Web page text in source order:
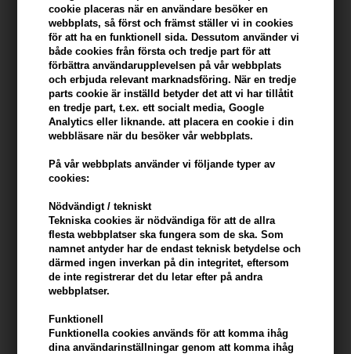
cookie placeras när en användare besöker en
webbplats, så först och främst ställer vi in ​​cookies
för att ha en funktionell sida. Dessutom använder vi
både cookies från första och tredje part för att
förbättra användarupplevelsen på vår webbplats
och erbjuda relevant marknadsföring. När en tredje
parts cookie är inställd betyder det att vi har tillåtit
en tredje part, t.ex. ett socialt media, Google
Analytics eller liknande. att placera en cookie i din
webbläsare när du besöker vår webbplats.
På vår webbplats använder vi följande typer av
cookies:
Nödvändigt / tekniskt
Tekniska cookies är nödvändiga för att de allra
flesta webbplatser ska fungera som de ska. Som
namnet antyder har de endast teknisk betydelse och
därmed ingen inverkan på din integritet, eftersom
de inte registrerar det du letar efter på andra
webbplatser.
Funktionell
Funktionella cookies används för att komma ihåg
dina användarinställningar genom att komma ihåg
I lager- Leveranstid: 2-3 arbetsdagar
Du tjänar 4 Bonuskronor på köp av denna artikel -
konto
KÖP FÖR YTTERLIGARE 499,00 SEK OCH FÅ FRI FRAKT
Beskrivning Recensioner Tillverkare
Fudge Sculpt Shaper - i ny förpackning - är ett stylingfibervax som
ger medium grepp. Vaxet ger en halvmatt finish och är lätt att
distribuera i håret.
Fudge Shaper egenskaper
Hårvaxet har en lagfaktor på Fudge skalan 4/10 och ger därför ett
har en mjuk struktur och är lätt att fördela i håret och lätt att tvätta
ut igen. Fri från parabener.